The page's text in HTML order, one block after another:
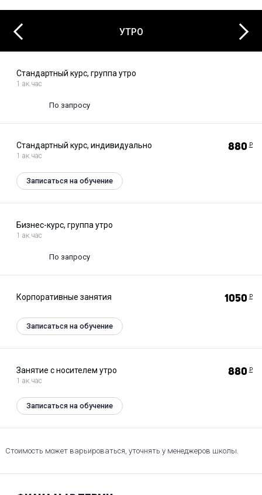
Previous УТРО
Стандартный курс, группа утро
1 ак.час
По запросу
Стандартный курс, индивидуально
1 ак.час
880 Р
Записаться на обучение
Бизнес-курс, группа утро
1 ак.час
По запросу
Корпоративные занятия 1050 Р
Записаться на обучение
Занятие с носителем утро
1 ак.час
880 Р
Записаться на обучение
Стоимость может варьироваться, уточнять у менеджеров школы.
Next